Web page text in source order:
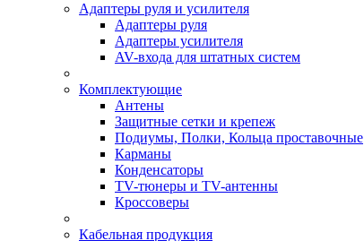
Адаптеры руля и усилителя
Адаптеры руля
Адаптеры усилителя
AV-входа для штатных систем
Комплектующие
Антены
Защитные сетки и крепеж
Подиумы, Полки, Кольца проставочные
Карманы
Конденсаторы
TV-тюнеры и TV-антенны
Кроссоверы
Кабельная продукция